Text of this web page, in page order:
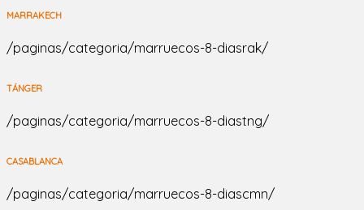
MARRAKECH
/paginas/categoria/marruecos-8-diasrak/
TÁNGER
/paginas/categoria/marruecos-8-diastng/
CASABLANCA
/paginas/categoria/marruecos-8-diascmn/